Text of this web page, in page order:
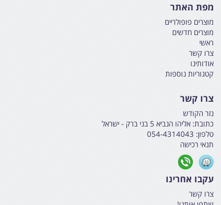
מפת האתר
מוצרים פופולריים
מוצרים חדשים
ראשי
צרו קשר
אודותינו
קטגוריות נוספות
צרו קשר
נזר הקודש
כתובת: אליהו הנביא 5 בני ברק - ישראל
טלפון: 054-4314043
תנאי רכישה
עקבו אחרינו
צרו קשר